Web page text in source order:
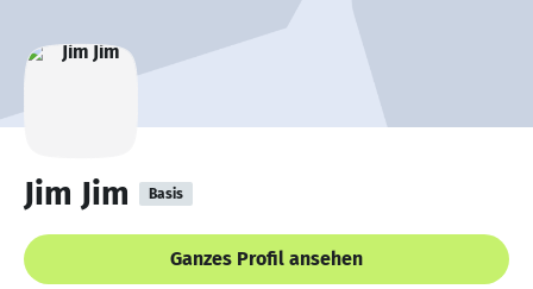
Jim Jim Basis
Ganzes Profil ansehen